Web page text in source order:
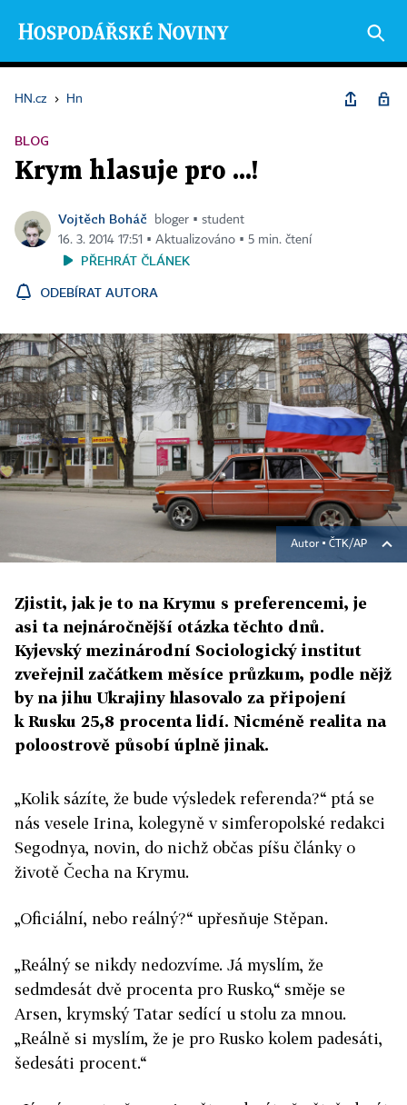
HN.cz › Hn
BLOG
Krym hlasuje pro ...!
Vojtěch Boháč
bloger ▪ student
16. 3. 2014 17:51 ▪ Aktualizováno ▪ 5 min. čtení
PŘEHRÁT ČLÁNEK
ODEBÍRAT AUTORA
Autor ▪ ČTK/AP
Zjistit, jak je to na Krymu s preferencemi, je
asi ta nejnáročnější otázka těchto dnů.
Kyjevský mezinárodní Sociologický institut
zveřejnil začátkem měsíce průzkum, podle nějž
by na jihu Ukrajiny hlasovalo za připojení
k Rusku 25,8 procenta lidí. Nicméně realita na
poloostrově působí úplně jinak.
„Kolik sázíte, že bude výsledek referenda?“ ptá se
nás vesele Irina, kolegyně v simferopolské redakci
Segodnya, novin, do nichž občas píšu články o
životě Čecha na Krymu.
„Oficiální, nebo reálný?“ upřesňuje Stěpan.
„Reálný se nikdy nedozvíme. Já myslím, že
sedmdesát dvě procenta pro Rusko,“ směje se
Arsen, krymský Tatar sedící u stolu za mnou.
„Reálně si myslím, že je pro Rusko kolem padesáti,
šedesáti procent.“